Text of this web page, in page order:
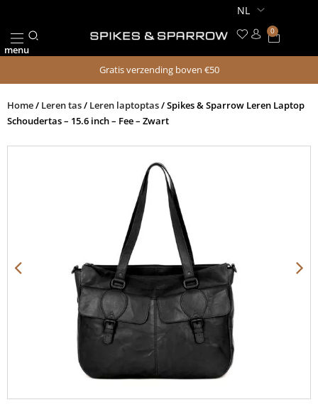
de
inhoud
menu
0
Gratis verzending boven €50
Home/ Leren tas/ Leren laptoptas/ Spikes & Sparrow Leren Laptop
Schoudertas – 15.6 inch – Fee – Zwart